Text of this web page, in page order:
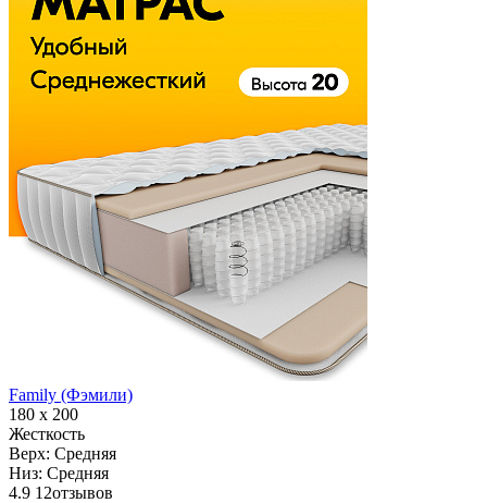
Family (Фэмили)
180 х 200
Жесткость
Верх: Средняя
Низ: Средняя
4.9 12отзывов